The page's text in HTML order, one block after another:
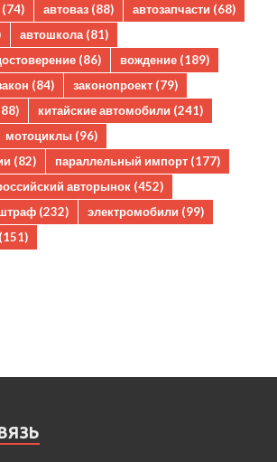
(74) автоваз (88) автозапчасти (68)
автошкола (81)
(86) вождение (189)
(84) законопроект (79)
китайские автомобили (241)
мотоциклы (96)
(82) параллельный импорт (177)
авторынок (452)
(232) электромобили (99)
(151)